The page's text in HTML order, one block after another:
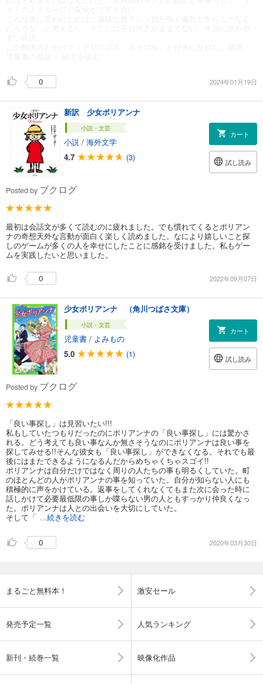
0 2024年01月19日
新訳 少女ポリアンナ
小説・文芸
小説 / 海外文学
4.7
(3)
カート
試し読み
Posted by ブクログ
最初は会話文が多くて読むのに疲れました。でも慣れてくるとポリアン
ナの奇想天外な言動が面白く楽しく読めました。なにより嬉しいこと探
しのゲームが多くの人を幸せにしたことに感銘を受けました。私もゲー
ムを実践したいと思いました。
0 2022年09月07日
少女ポリアンナ （角川つばさ文庫）
小説・文芸
児童書 / よみもの
5.0
(1)
カート
試し読み
Posted by ブクログ
「良い事探し」は見習いたい!!!
私もしていたつもりだったのにポリアンナの「良い事探し」には驚かさ
れる。どう考えても良い事なんか無さそうなのにポリアンナは良い事を
探してみせる!!そんな彼女も「良い事探し」ができなくなる。それでも最
後にはまたできるようになるんだからめちゃくちゃスゴイ!!
ポリアンナは自分だけではなく周りの人たちの事も明るくしていた。町
のほとんどの人がポリアンナの事を知っていた。自分が知らない人にも
積極的に声をかけている。返事をしてくれなくてもまた次に会った時に
話しかけて必要最低限の事しか喋らない男の人ともすっかり仲良くなっ
た。ポリアンナは人との出会いを大切にしていた。
そして「
...続きを読む
0 2020年03月30日
まるごと無料本！ 激安セール
発売予定一覧 人気ランキング
新刊・続巻一覧 映像化作品